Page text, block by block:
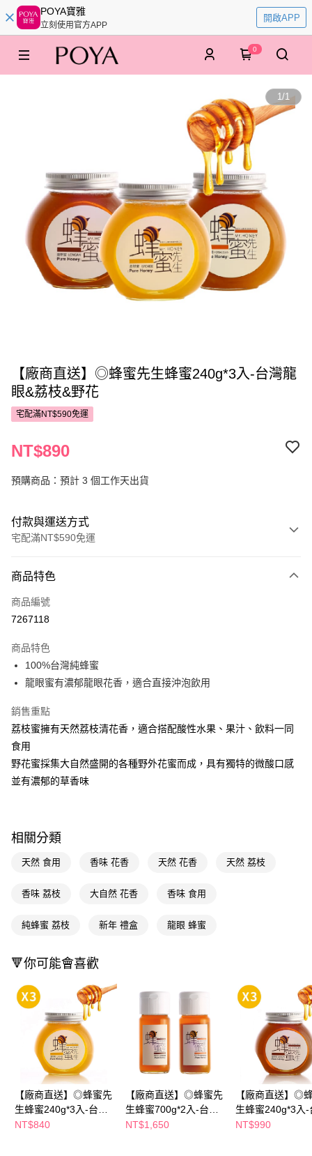
POYA寶雅
立刻使用官方APP
開啟APP
0
1/1
【廠商直送】◎蜂蜜先生蜂蜜240g*3入-台灣龍
眼&荔枝&野花
宅配滿NT$590免運
NT$890
預購商品：預計 3 個工作天出貨
付款與運送方式
宅配滿NT$590免運
POYA支付
信用卡一次付款
Apple Pay
街口支付
悠遊付
Google Pay
AFTEE先享後付
相關說明
１．簡單：不需註冊會員、不需綁卡、不需儲值。
３．安心：先確認商品／服務後，再付款。
１．於結帳方式選擇「AFTEE先享後付」後，將跳轉至「AFTEE先享後付」
２．訂單成立數日內，您將收到繳費通知簡訊。
※ 請注意：結帳手續完成當下不需立刻繳費，但若您需要取消訂單，請聯絡
後付繳納相關費用。
※ 交易是否成功請以「AFTEE先享後付 」之結帳頁面顯示為準，若有關於
是否繳費成功／繳費後需取消欲退款等相關疑問，請聯繫「AFTEE先享後付
客戶支援中心」https://netprotections.freshdesk.com/support/home
【注意事項】
１．透過由恩沛科技股份有限公司提供之「AFTEE先享後付」服務完成之交
易，需依本服務之必要範圍內提供個人資料，並將交易相關給付款項請求債
權轉讓予恩沛科技股份有限公司。
２．關於個人資料處理事宜，請瀏覽以下網址：
https://aftee.tw/terms/#terms3
３．未成年的使用者請事先徵得法定代理人或監護人之同意方可使用
宅配(廠商直送🚚)
每筆NT$100，滿NT$590(含以上)免運費
商品特色
商品編號
7267118
商品特色
100%台灣純蜂蜜
龍眼蜜有濃郁龍眼花香，適合直接沖泡飲用
銷售重點
荔枝蜜擁有天然荔枝清花香，適合搭配酸性水果、果汁、飲料一同
食用
野花蜜採集大自然盛開的各種野外花蜜而成，具有獨特的微酸口感
並有濃郁的草香味
相關分類
天然 食用 香味 花香 天然 花香 天然 荔枝
香味 荔枝 大自然 花香 香味 食用
純蜂蜜 荔枝 新年 禮盒 龍眼 蜂蜜
🔻你可能會喜歡
【廠商直送】◎蜂蜜先
生蜂蜜240g*3入-台灣
荔枝
NT$840
【廠商直送】◎蜂蜜先
生蜂蜜700g*2入-台灣
龍眼&野花
NT$1,650
【廠商直送】◎
生蜂蜜240g*3入-
龍眼
NT$990